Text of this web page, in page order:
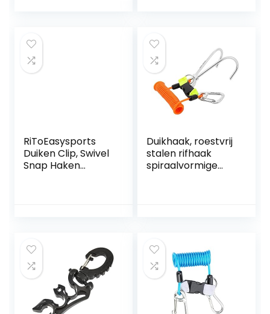
erariem/waslijn en
meer
RiToEasysports
Duiken Clip, Swivel
Snap Haken
Duikhaak, roestvrij
stalen rifhaak
spiraalvormige